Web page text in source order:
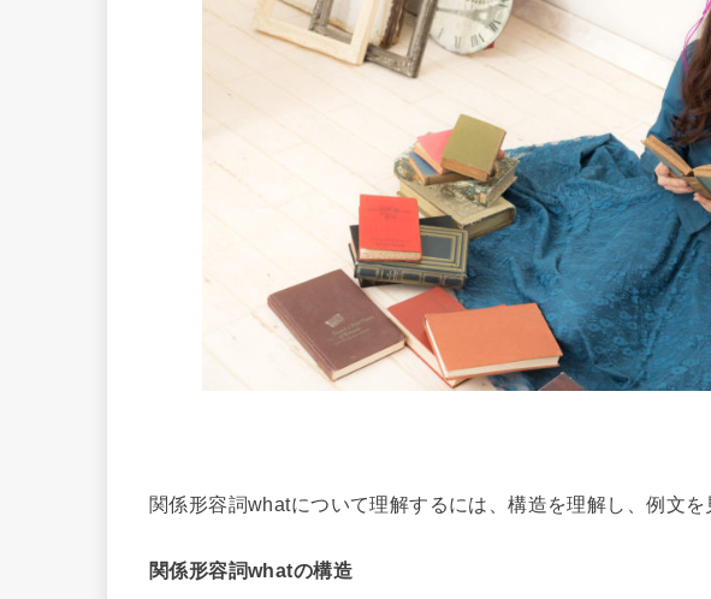
関係形容詞whatについて理解するには、構造を理解し、例文を
関係形容詞whatの構造